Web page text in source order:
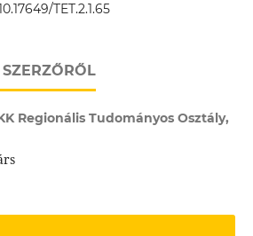
TET.2.1.65
Regionális Tudományos Osztály,